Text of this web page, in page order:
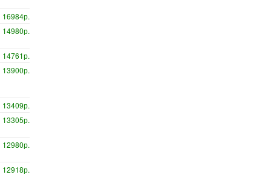
16984р.
14980р.
14761р.
13900р.
13409р.
13305р.
12980р.
12918р.